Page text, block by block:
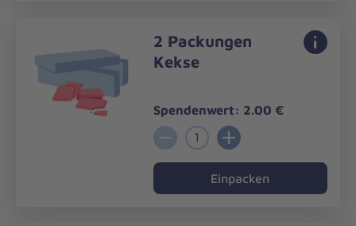
2 Packungen
Kekse
Spendenwert: 2.00 €
1
Einpacken